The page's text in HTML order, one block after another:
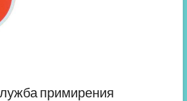
примирения